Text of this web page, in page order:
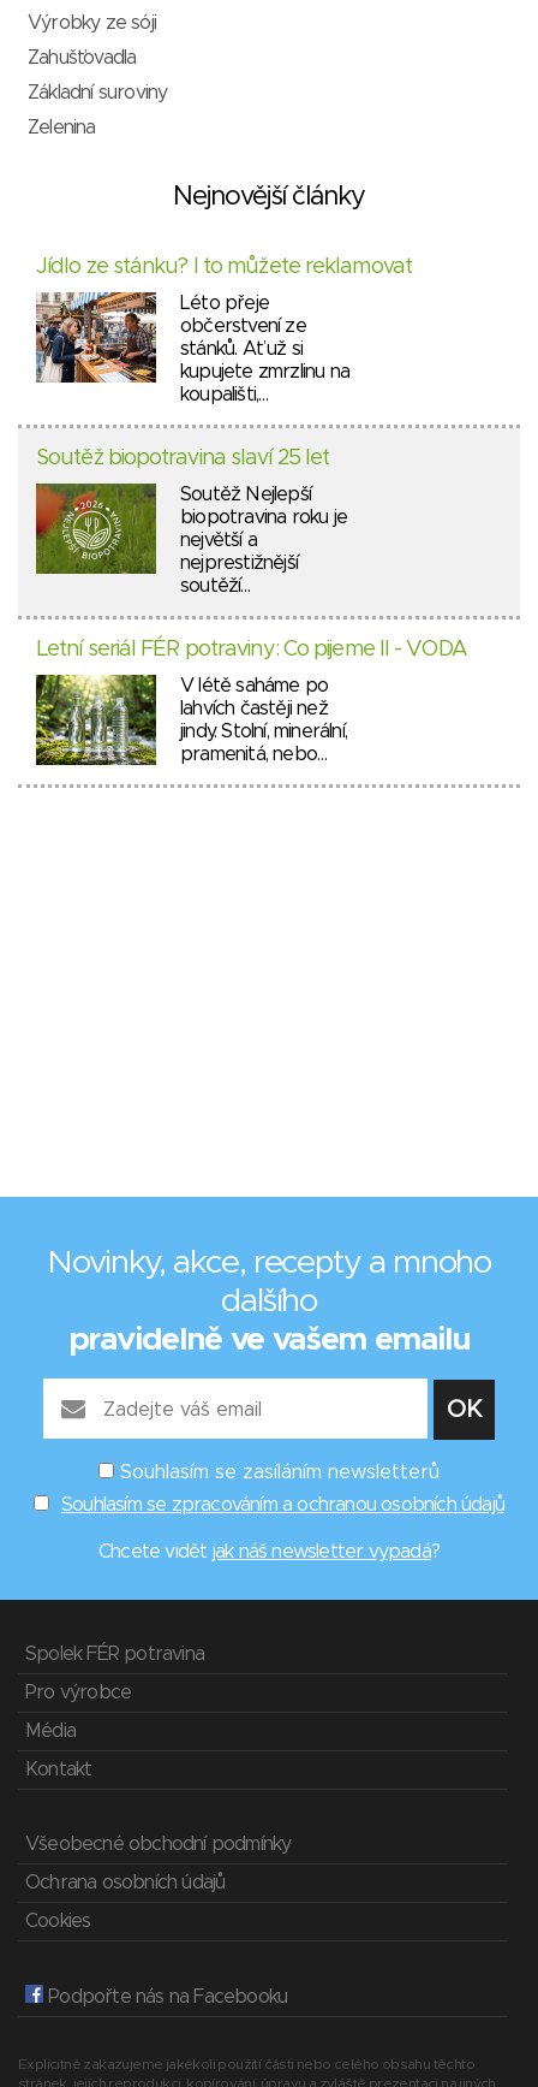
Výrobky ze sóji
Zahušťovadla
Základní suroviny
Zelenina
Nejnovější články
Jídlo ze stánku? I to můžete reklamovat
Léto přeje
občerstvení ze
stánků. Ať už si
kupujete zmrzlinu na
koupališti,…
Soutěž biopotravina slaví 25 let
Soutěž Nejlepší
biopotravina roku je
největší a
nejprestižnější
soutěží…
Letní seriál FÉR potraviny: Co pijeme II - VODA
V létě saháme po
lahvích častěji než
jindy. Stolní, minerální,
pramenitá, nebo…
Novinky, akce, recepty a mnoho
dalšího
pravidelně ve vašem emailu
Souhlasím se zasíláním newsletterů
Souhlasím se zpracováním a ochranou osobních údajů
Chcete vidět jak náš newsletter vypadá?
Spolek FÉR potravina
Pro výrobce
Média
Kontakt
Všeobecné obchodní podmínky
Ochrana osobních údajů
Cookies
Podpořte nás na Facebooku
Explicitně zakazujeme jakékoli použití části nebo celého obsahu těchto
stránek, jejich reprodukci, kopírování, úpravu a zvláště prezentaci na jiných